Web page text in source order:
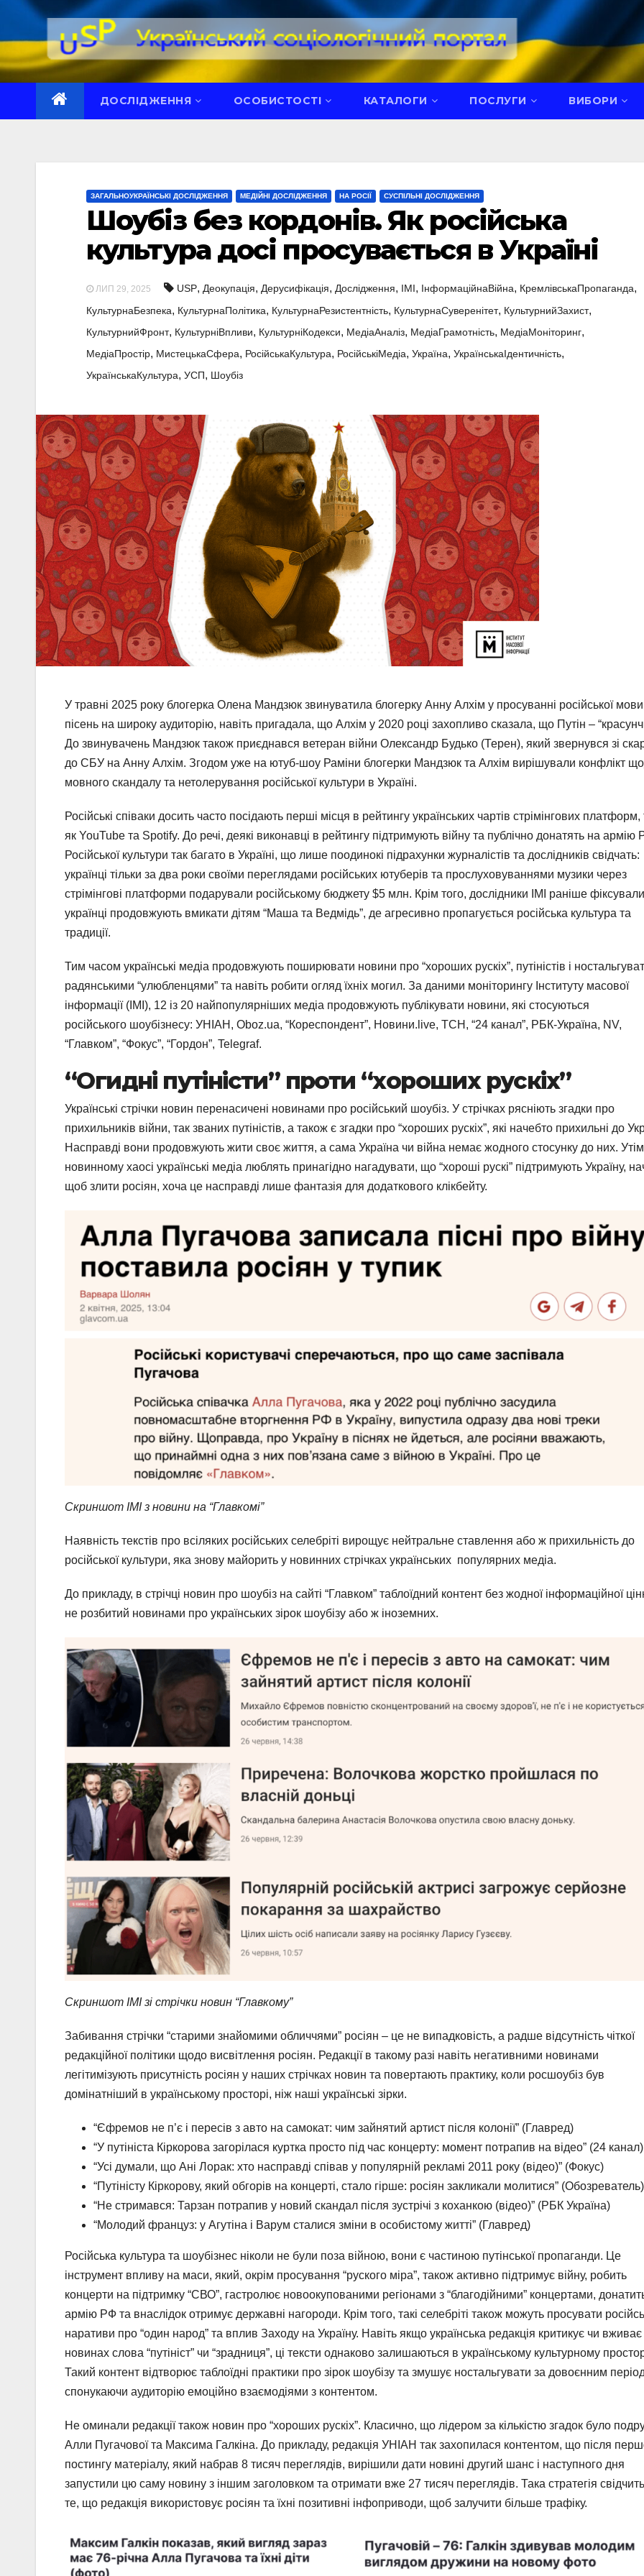
Перейти
вмісту
ДОСЛІДЖЕННЯ ОСОБИСТОСТІ КАТАЛОГИ ПОСЛУГИ ВИБОРИ
ЗАГАЛЬНОУКРАЇНСЬКІ ДОСЛІДЖЕННЯ МЕДІЙНІ ДОСЛІДЖЕННЯ НА РОСІЇ СУСПІЛЬНІ ДОСЛІДЖЕННЯ
Шоубіз без кордонів. Як російська
культура досі просувається в Україні
ЛИП 29, 2025 USP, Деокупація, Дерусифікація, Дослідження, ІМІ, ІнформаційнаВійна, КремлівськаПропаганда,
КультурнаБезпека, КультурнаПолітика, КультурнаРезистентність, КультурнаСуверенітет, КультурнийЗахист,
КультурнийФронт, КультурніВпливи, КультурніКодекси, МедіаАналіз, МедіаГрамотність, МедіаМоніторинг,
МедіаПростір, МистецькаСфера, РосійськаКультура, РосійськіМедіа, Україна, УкраїнськаІдентичність,
УкраїнськаКультура, УСП, Шоубіз
У травні 2025 року блогерка Олена Мандзюк звинуватила блогерку Анну Алхім у просуванні російської
пісень на широку аудиторію, навіть пригадала, що Алхім у 2020 році захопливо сказала, що Путін –
До звинувачень Мандзюк також приєднався ветеран війни Олександр Будько (Терен), який звернувся зі
до СБУ на Анну Алхім. Згодом уже на ютуб-шоу Раміни блогерки Мандзюк та Алхім вирішували конфлікт
мовного скандалу та нетолерування російської культури в Україні.
Російські співаки досить часто посідають перші місця в рейтингу українських чартів стрімінгових платформ,
як YouTube та Spotify. До речі, деякі виконавці в рейтингу підтримують війну та публічно донатять на армію
Російської культури так багато в Україні, що лише поодинокі підрахунки журналістів та дослідників свідчать:
українці тільки за два роки своїми переглядами російських ютуберів та прослуховуваннями музики через
стрімінгові платформи подарували російському бюджету $5 млн. Крім того, дослідники ІМІ раніше
українці продовжують вмикати дітям “Маша та Ведмідь”, де агресивно пропагується російська культура та
традиції.
Тим часом українські медіа продовжують поширювати новини про “хороших рускіх”, путіністів і
радянськими “улюбленцями” та навіть робити огляд їхніх могил. За даними моніторингу Інституту масової
інформації (ІМІ), 12 із 20 найпопулярніших медіа продовжують публікувати новини, які стосуються
російського шоубізнесу: УНІАН, Oboz.ua, “Кореспондент”, Новини.live, ТСН, “24 канал”, РБК-Україна, NV,
“Главком”, “Фокус”, “Гордон”, Telegraf.
“Огидні путіністи” проти “хороших рускіх”
Українські стрічки новин перенасичені новинами про російський шоубіз. У стрічках рясніють згадки про
прихильників війни, так званих путіністів, а також є згадки про “хороших рускіх”, які начебто прихильні до
Насправді вони продовжують жити своє життя, а сама Україна чи війна немає жодного стосунку до них.
новинному хаосі українські медіа люблять принагідно нагадувати, що “хороші рускі” підтримують Україну,
щоб злити росіян, хоча це насправді лише фантазія для додаткового клікбейту.
Скриншот ІМІ з новини на “Главкомі”
Наявність текстів про всіляких російських селебріті вирощує нейтральне ставлення або ж прихильність до
російської культури, яка знову майорить у новинних стрічках українських популярних медіа.
До прикладу, в стрічці новин про шоубіз на сайті “Главком” таблоїдний контент без жодної інформаційної
не розбитий новинами про українських зірок шоубізу або ж іноземних.
Скриншот ІМІ зі стрічки новин “Главкому”
Забивання стрічки “старими знайомими обличчями” росіян – це не випадковість, а радше відсутність чіткої
редакційної політики щодо висвітлення росіян. Редакції в такому разі навіть негативними новинами
легітимізують присутність росіян у наших стрічках новин та повертають практику, коли росшоубіз був
домінатніший в українському просторі, ніж наші українські зірки.
“Єфремов не п’є і пересів з авто на самокат: чим зайнятий артист після колонії” (Главред)
“У путініста Кіркорова загорілася куртка просто під час концерту: момент потрапив на відео” (24 канал)
“Усі думали, що Ані Лорак: хто насправді співав у популярній рекламі 2011 року (відео)” (Фокус)
“Путіністу Кіркорову, який обгорів на концерті, стало гірше: росіян закликали молитися” (Обозреватель)
“Не стримався: Тарзан потрапив у новий скандал після зустрічі з коханкою (відео)” (РБК Україна)
“Молодий француз: у Агутіна і Варум сталися зміни в особистому житті” (Главред)
Російська культура та шоубізнес ніколи не були поза війною, вони є частиною путінської пропаганди. Це
інструмент впливу на маси, який, окрім просування “руского міра”, також активно підтримує війну, робить
концерти на підтримку “СВО”, гастролює новоокупованими регіонами з “благодійними” концертами,
армію РФ та внаслідок отримує державні нагороди. Крім того, такі селебріті також можуть просувати
наративи про “один народ” та вплив Заходу на Україну. Навіть якщо українська редакція критикує чи вживає
новинах слова “путініст” чи “зрадниця”, ці тексти однаково залишаються в українському культурному
Такий контент відтворює таблоїдні практики про зірок шоубізу та змушує ностальгувати за довоєнним
спонукаючи аудиторію емоційно взаємодіями з контентом.
Не оминали редакції також новин про “хороших рускіх”. Класично, що лідером за кількістю згадок було
Алли Пугачової та Максима Галкіна. До прикладу, редакція УНІАН так захопилася контентом, що після
постингу матеріалу, який набрав 8 тисяч переглядів, вирішили дати новині другий шанс і наступного дня
запустили цю саму новину з іншим заголовком та отримати вже 27 тисяч переглядів. Така стратегія
те, що редакція використовує росіян та їхні позитивні інфоприводи, щоб залучити більше трафіку.